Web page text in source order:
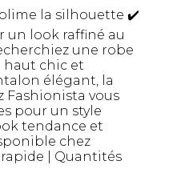
la silhouette ✔️
un look raffiné au
une robe
haut chic et
élégant, la
Fashionista vous
pour un style
tendance et
chez
| Quantités